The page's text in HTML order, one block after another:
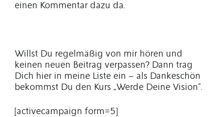
einen Kommentar dazu da.
Willst Du regelmäßig von mir hören und
keinen neuen Beitrag verpassen? Dann trag
Dich hier in meine Liste ein – als Dankeschön
bekommst Du den Kurs „Werde Deine Vision“.
[activecampaign form=5]